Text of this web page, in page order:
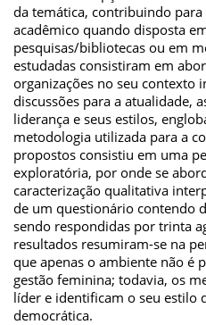
da temática, contribuindo
acadêmico quando disposta
pesquisas/bibliotecas ou em
estudadas consistiram em
organizações no seu contexto
discussões para a atualidade,
liderança e seus estilos,
metodologia utilizada para a
propostos consistiu em uma
exploratória, por onde se
caracterização qualitativa
de um questionário contendo
sendo respondidas por trinta
resultados resumiram-se na
que apenas o ambiente não é
gestão feminina; todavia, os
líder e identificam o seu estilo
democrática.